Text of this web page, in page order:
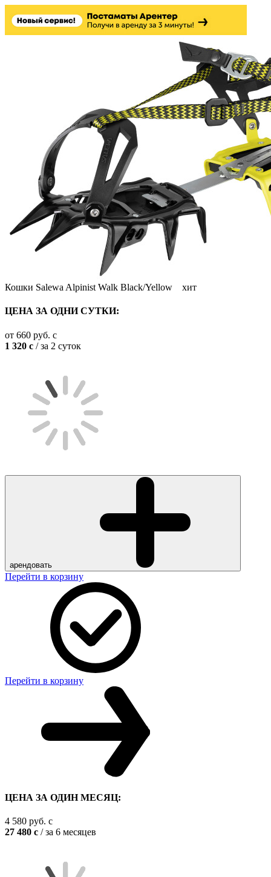
Кошки Salewa Alpinist Walk Black/Yellow хит
ЦЕНА ЗА ОДНИ СУТКИ:
от 660 руб. c
1 320 c / за 2 суток
арендовать
Перейти в корзину
Перейти в корзину
ЦЕНА ЗА ОДИН МЕСЯЦ:
4 580 руб. c
27 480 c / за 6 месяцев